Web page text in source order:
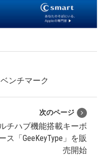
ベンチマーク
次のページ
チハブ機能搭載キーボ
「GeeKeyType」を販
売開始